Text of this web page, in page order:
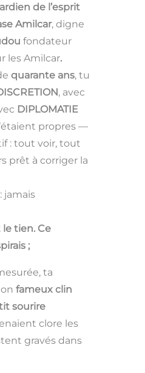
de l’esprit
Amilcar, digne
fondateur
les Amilcar.
quarante ans, tu
, avec
DIPLOMATIE
propres —
: tout voir, tout
prêt à corriger la
jamais
le tien. Ce
;
ta
fameux clin
sourire
clore les
gravés dans